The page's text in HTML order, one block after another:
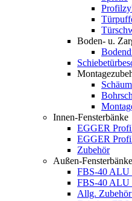
Boden- u.
Innen-Fensterbänke
EGGER
EGGER
Zubehör
Außen-Fensterbänke
FBS-40 ALU
FBS-40 ALU
Allg.